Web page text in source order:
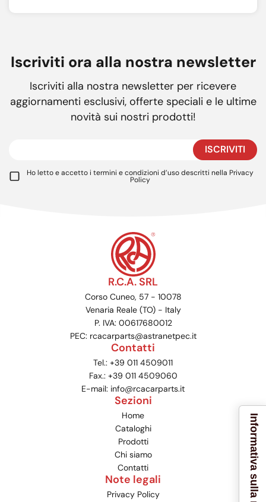
Iscriviti ora alla nostra newsletter
Iscriviti alla nostra newsletter per ricevere
aggiornamenti esclusivi, offerte speciali e le ultime
novità sui nostri prodotti!
ISCRIVITI
Ho letto e accetto i termini e condizioni d’uso descritti nella Privacy
Policy
R.C.A. SRL
Corso Cuneo, 57 - 10078
Venaria Reale (TO) - Italy
P. IVA: 00617680012
PEC: rcacarparts@astranetpec.it
Contatti
Tel.: +39 011 4509011
Fax.: +39 011 4509060
E-mail: info@rcacarparts.it
Sezioni
Home
Cataloghi
Prodotti
Chi siamo
Contatti
Note legali
Privacy Policy